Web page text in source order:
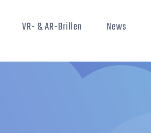
VR- & AR-Brillen News